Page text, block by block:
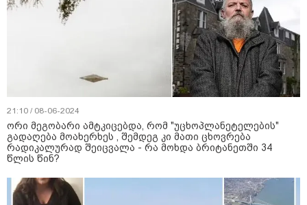
21:10 / 08-06-2024
ორი მეგობარი ამტკიცებდა, რომ "უცხოპლანეტელების"
გადაღება მოახერხეს , შემდეგ კი მათი ცხოვრება
რადიკალურად შეიცვალა - რა მოხდა ბრიტანეთში 34
წლის წინ?